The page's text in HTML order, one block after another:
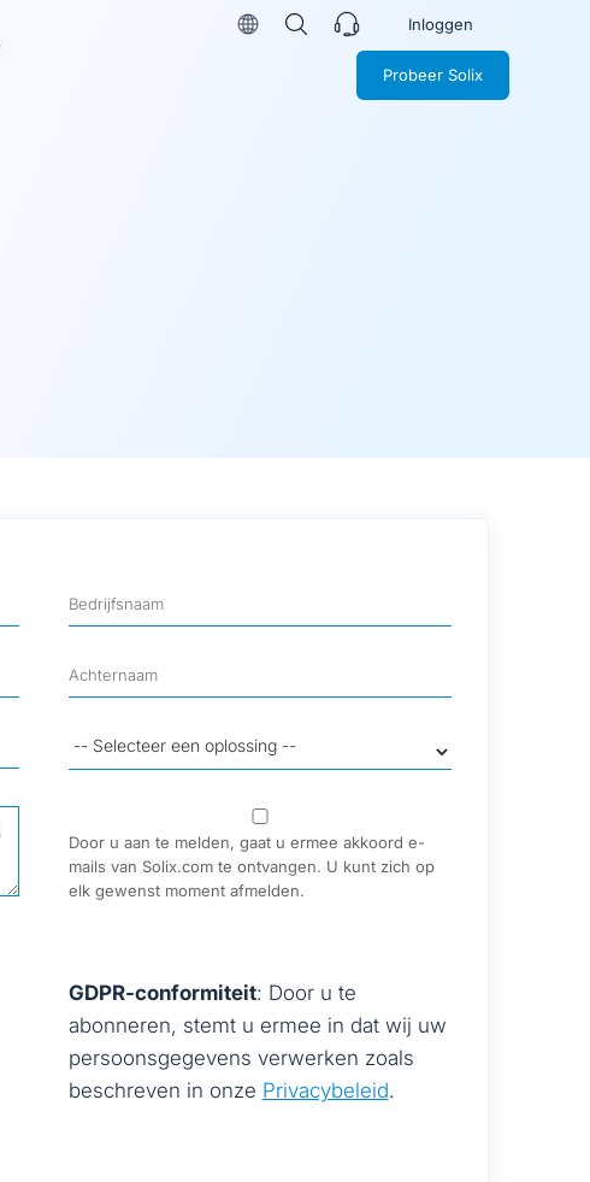
Inloggen
Probeer Solix
Door u aan te melden, gaat u ermee akkoord e-
mails van Solix.com te ontvangen. U kunt zich op
elk gewenst moment afmelden.
GDPR-conformiteit: Door u te
abonneren, stemt u ermee in dat wij uw
persoonsgegevens verwerken zoals
beschreven in onze Privacybeleid.